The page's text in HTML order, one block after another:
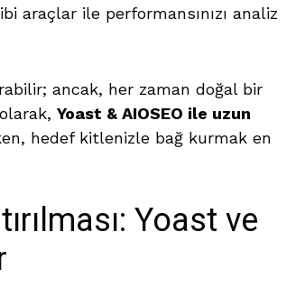
araçlar ile performansınızı analiz
ancak, her zaman doğal bir
Yoast & AIOSEO ile uzun
hedef kitlenizle bağ kurmak en
Yoast ve